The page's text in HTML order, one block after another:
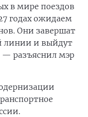
в мире поездов
годах ожидаем
Они завершат
линии и выйдут
— разъяснил мэр